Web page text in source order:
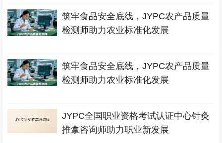
筑牢食品安全底线，JYPC农产品质量
检测师助力农业标准化发展
筑牢食品安全底线，JYPC农产品质量
检测师助力农业标准化发展
JYPC全国职业资格考试认证中心针灸
推拿咨询师助力职业新发展